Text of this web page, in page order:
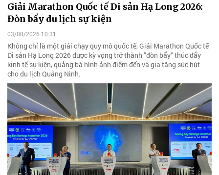
Giải Marathon Quốc tế Di sản Hạ Long 2026:
Đòn bẩy du lịch sự kiện
03/08/2026 10:31
Không chỉ là một giải chạy quy mô quốc tế, Giải Marathon Quốc tế
Di sản Hạ Long 2026 được kỳ vọng trở thành "đòn bẩy" thúc đẩy
kinh tế sự kiện, quảng bá hình ảnh điểm đến và gia tăng sức hút
cho du lịch Quảng Ninh.